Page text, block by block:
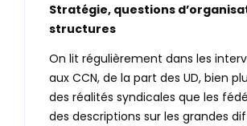
Stratégie, questions
structures
On lit régulièrement dans les
aux CCN, de la part des UD, bien
des réalités syndicales que les
des descriptions sur les grandes